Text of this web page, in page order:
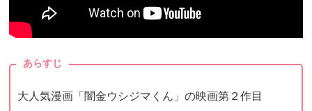
あらすじ
大人気漫画「闇金ウシジマくん」の映画第２作目